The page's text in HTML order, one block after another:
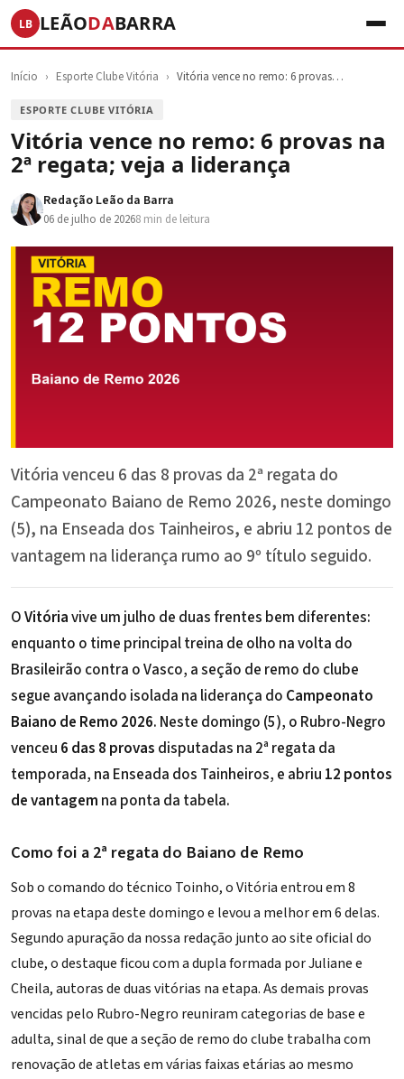
LB LEÃODABARRA
Início › Esporte Clube Vitória › Vitória vence no remo: 6 provas…
ESPORTE CLUBE VITÓRIA
Vitória vence no remo: 6 provas na
2ª regata; veja a liderança
Redação Leão da Barra
06 de julho de 20268 min de leitura
Vitória venceu 6 das 8 provas da 2ª regata do
Campeonato Baiano de Remo 2026, neste domingo
(5), na Enseada dos Tainheiros, e abriu 12 pontos de
vantagem na liderança rumo ao 9º título seguido.
OVitóriavive um julho de duas frentes bem diferentes:
enquanto o time principal treina de olho na volta do
Brasileirão contra o Vasco, a seção de remo do clube
segue avançando isolada na liderança do Campeonato
Baiano de Remo 2026. Neste domingo (5), o Rubro-Negro
venceu 6 das 8 provas disputadas na 2ª regata da
temporada, na Enseada dos Tainheiros, e abriu 12 pontos
de vantagem na ponta da tabela.
Como foi a 2ª regata do Baiano de Remo
Sob o comando do técnico Toinho, o Vitória entrou em 8
provas na etapa deste domingo e levou a melhor em 6 delas.
Segundo apuração da nossa redação junto aosite oficial do
clube, o destaque ficou com a dupla formada por Juliane e
Cheila, autoras de duas vitórias na etapa. As demais provas
vencidas pelo Rubro-Negro reuniram categorias de base e
adulta, sinal de que a seção de remo do clube trabalha com
renovação de atletas em várias faixas etárias ao mesmo